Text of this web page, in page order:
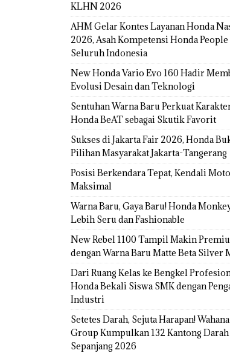
KLHN 2026
AHM Gelar Kontes Layanan Honda
2026, Asah Kompetensi Honda
Seluruh Indonesia
New Honda Vario Evo 160 Hadir
Evolusi Desain dan Teknologi
Sentuhan Warna Baru Perkuat
Honda BeAT sebagai Skutik Favorit
Sukses di Jakarta Fair 2026, Honda
Pilihan Masyarakat Jakarta-Tangerang
Posisi Berkendara Tepat, Kendali
Maksimal
Warna Baru, Gaya Baru! Honda
Lebih Seru dan Fashionable
New Rebel 1100 Tampil Makin
dengan Warna Baru Matte Beta Silver
Dari Ruang Kelas ke Bengkel
Honda Bekali Siswa SMK dengan
Industri
Setetes Darah, Sejuta Harapan!
Group Kumpulkan 132 Kantong Darah
Sepanjang 2026